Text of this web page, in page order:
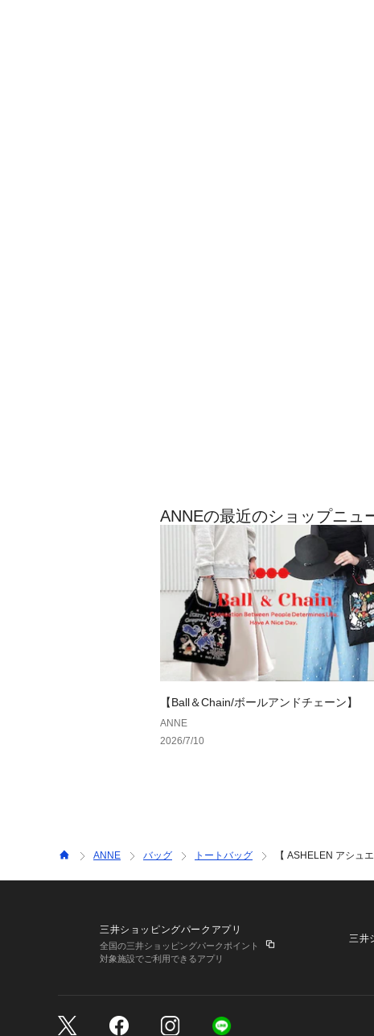
ANNEの最近のショップニュ
【Ball＆Chain/ボールアンドチェーン】
ANNE
2026/7/10
ANNE バッグ トートバッグ 【 ASHELEN アシュ
三井ショッピングパークアプリ
全国の三井ショッピングパークポイント
対象施設でご利用できるアプリ
三井